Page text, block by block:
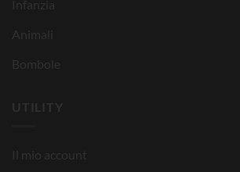
Infanzia
Animali
Bombole
UTILITY
Il mio account